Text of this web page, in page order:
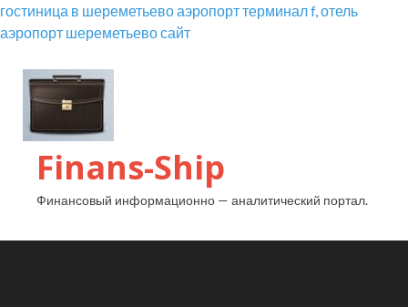
гостиница в шереметьево аэропорт терминал f, отель
аэропорт шереметьево сайт
Finans-Ship
Финансовый информационно — аналитический портал.